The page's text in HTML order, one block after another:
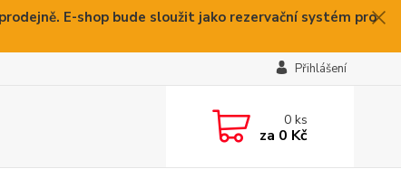
E-shop bude sloužit jako rezervační systém pro
Přihlášení
0ks
za 0 Kč